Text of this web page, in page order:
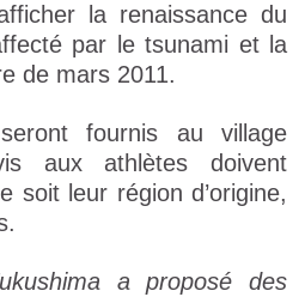
la renaissance du
par le tsunami et la
de mars 2011.
fournis au village
aux athlètes doivent
soit leur région d’origine,
a proposé des